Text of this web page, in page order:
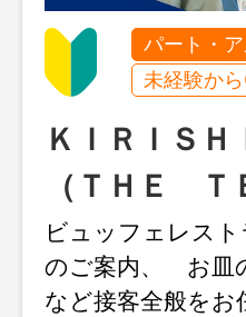
パート・
未経験か
ＫＩＲＩＳ
（ＴＨＥ Ｔ
ビュッフェレス
のご案内、 お皿
など接客全般を